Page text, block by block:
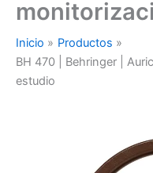
Inicio
Productos
BH 470 | Behringer |
estudio